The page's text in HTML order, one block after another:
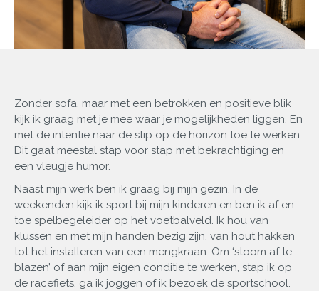
Zonder sofa, maar met een betrokken en positieve blik
kijk ik graag met je mee waar je mogelijkheden liggen. En
met de intentie naar de stip op de horizon toe te werken.
Dit gaat meestal stap voor stap met bekrachtiging en
een vleugje humor.
Naast mijn werk ben ik graag bij mijn gezin. In de
weekenden kijk ik sport bij mijn kinderen en ben ik af en
toe spelbegeleider op het voetbalveld. Ik hou van
klussen en met mijn handen bezig zijn, van hout hakken
tot het installeren van een mengkraan. Om ‘stoom af te
blazen’ of aan mijn eigen conditie te werken, stap ik op
de racefiets, ga ik joggen of ik bezoek de sportschool.